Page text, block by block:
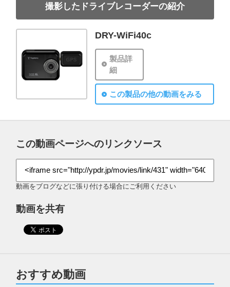
撮影したドライブレコーダーの紹介
DRY-WiFi40c
製品詳
細
この製品の他の動画をみる
この動画ページへのリンクソース
動画をブログなどに張り付ける場合にご利用ください
動画を共有
おすすめ動画